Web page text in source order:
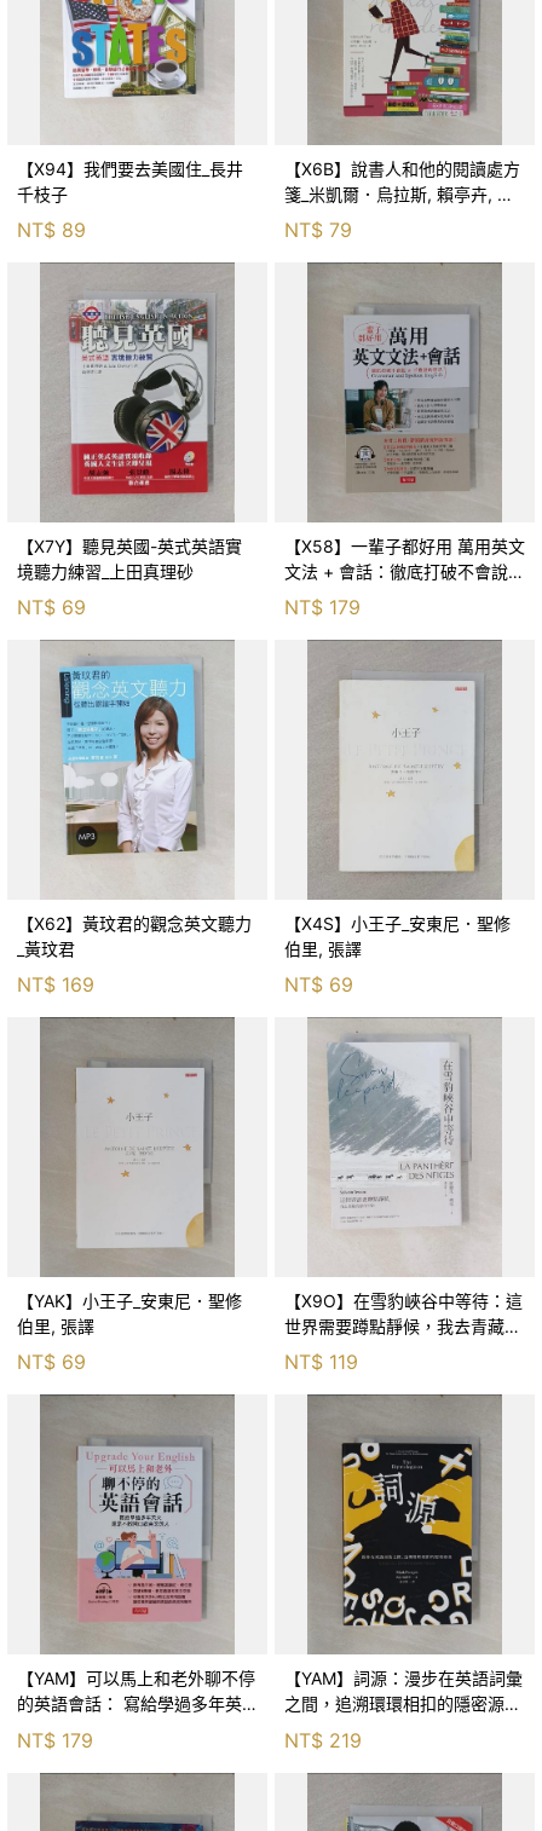
【X94】我們要去美國住_長井
千枝子
NT$ 89
【X6B】說書人和他的閱讀處方
箋_米凱爾．烏拉斯, 賴亭卉, 周
桂音
NT$ 79
【X7Y】聽見英國-英式英語實
境聽力練習_上田真理砂
NT$ 69
【X58】一輩子都好用 萬用英文
文法 + 會話：徹底打破不會說 &
不敢說的迷思 (附QR Code線上
學習音檔)_Doris
NT$ 179
【X62】黃玟君的觀念英文聽力
_黃玟君
NT$ 169
【X4S】小王子_安東尼．聖修
伯里, 張譯
NT$ 69
【YAK】小王子_安東尼．聖修
伯里, 張譯
NT$ 69
【X9O】在雪豹峽谷中等待：這
世界需要蹲點靜候，我去青藏高
NT$ 119
【YAM】可以馬上和老外聊不停
的英語會話： 寫給學過多年英
文，還是不敢開口說英文的人
（附MP3）_施孝昌
NT$ 179
【YAM】詞源：漫步在英語詞彙
之間，追溯環環相扣的隱密源流
_馬克・福賽斯, 廖亭雲
NT$ 219